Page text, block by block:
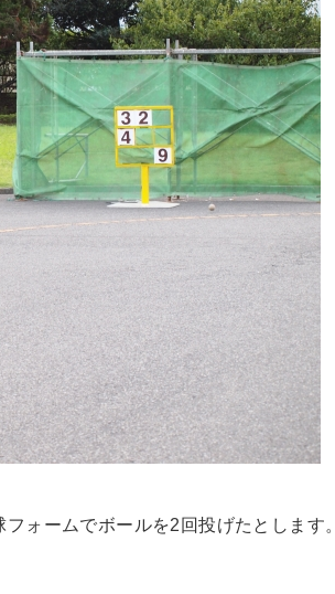
ォームでボールを2回投げたとします。